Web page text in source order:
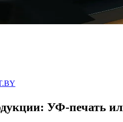
УФ-печать